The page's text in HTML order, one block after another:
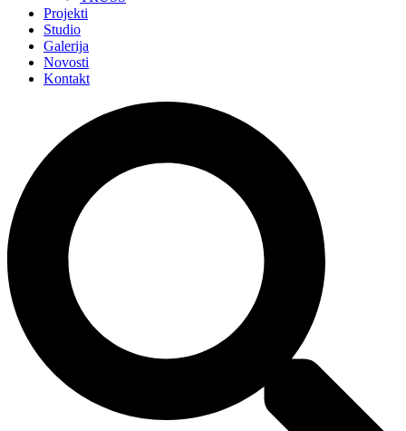
Projekti
Studio
Galerija
Novosti
Kontakt